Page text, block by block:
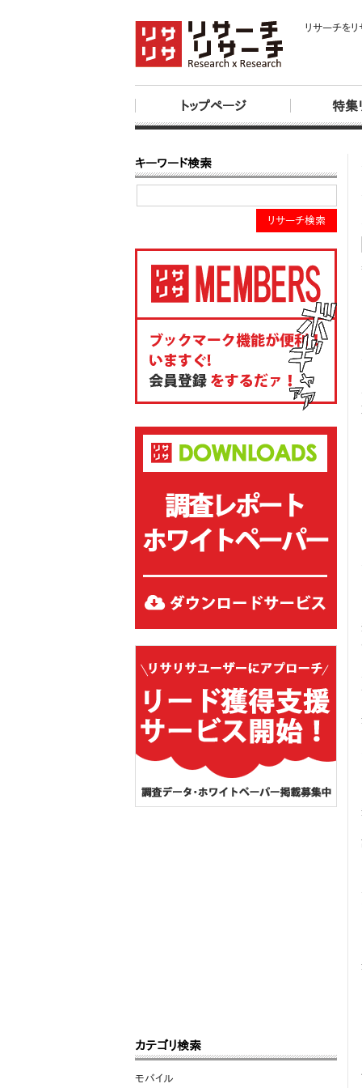
リサーチを
トップページ 特集
キーワード検索
リサーチ検索
カテゴリ検索
モバイル